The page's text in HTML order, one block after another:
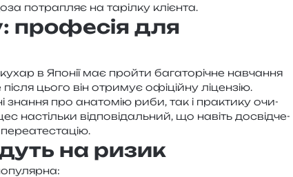
потра­пляє на таріл­ку клієнта.
професія для
в Японії має прой­ти бага­то­рі­чне навча­н­ня
цього він отри­мує офі­цій­ну ліцен­зію.
зна­н­ня про ана­то­мію риби, так і пра­кти­ку очи­
настіль­ки від­по­від­аль­ний, що навіть досвід­че­
на ризик